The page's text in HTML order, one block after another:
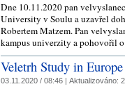
Dne 10.11.2020 pan
University v Soulu a uzavřel
Robertem Matzem. Pan
kampus univerzity a
Veletrh Study in Europe
03.11.2020 / 08:46 | Aktualizováno: